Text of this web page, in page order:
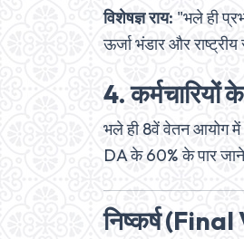
विशेषज्ञ राय: "भले ही
ऊर्जा भंडार और
4. कर्मचारियों
भले ही 8वें वेतन आयोग में
DA के 60% के पार जाने
निष्कर्ष